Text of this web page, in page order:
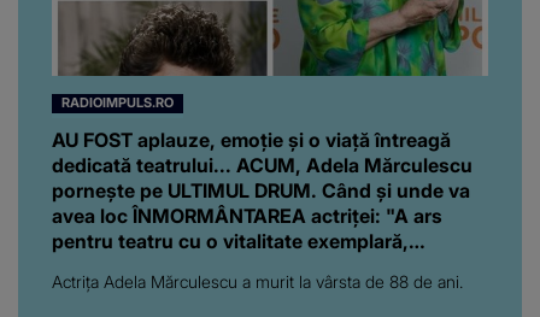
RADIOIMPULS.RO
AU FOST aplauze, emoție și o viață întreagă
dedicată teatrului... ACUM, Adela Mărculescu
pornește pe ULTIMUL DRUM. Când și unde va
avea loc ÎNMORMÂNTAREA actriţei: "A ars
pentru teatru cu o vitalitate exemplară,
Actriţa Adela Mărculescu a murit la vârsta de 88 de ani.